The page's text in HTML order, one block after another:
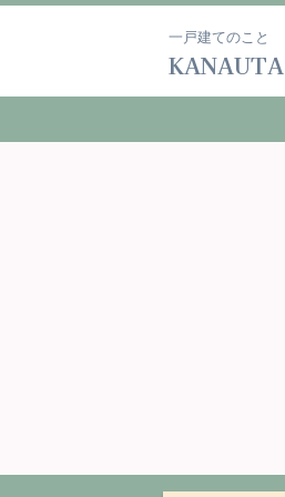
一戸建てのこと
KANAUTA